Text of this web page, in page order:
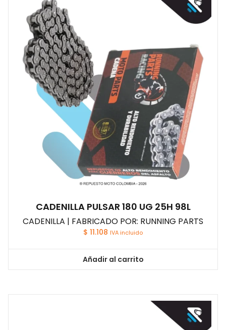
CADENILLA PULSAR 180 UG 25H 98L
CADENILLA | FABRICADO POR: RUNNING PARTS
$ 11.108 IVA incluido
Añadir al carrito